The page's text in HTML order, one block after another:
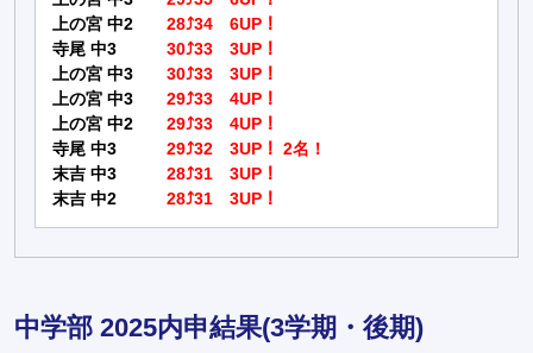
上の宮 中2
28⤴34 6UP！
寺尾 中3
30⤴33 3UP！
上の宮 中3
30⤴33 3UP！
上の宮 中3
29⤴33 4UP！
上の宮 中2
29⤴33 4UP！
寺尾 中3
29⤴32 3UP！ 2名！
末吉 中3
28⤴31 3UP！
末吉 中2
28⤴31 3UP！
中学部 2025内申結果(3学期・後期)